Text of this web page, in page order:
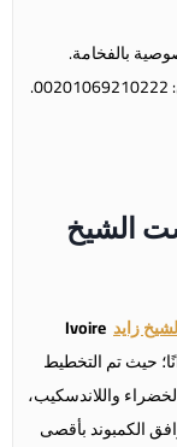
بالفخامة.
الشيخ
زايد Ivoire
تقارب 77 فدانًا؛ حيث تم التخطيط
واللاندسكيب،
الكمبوند بأقصى